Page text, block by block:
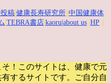
稿 健康長寿研究所 中国健康体
TEBRA書店 kaoru |about us HP
！このサイトは、健康で元
するサイトです。
ご自分自